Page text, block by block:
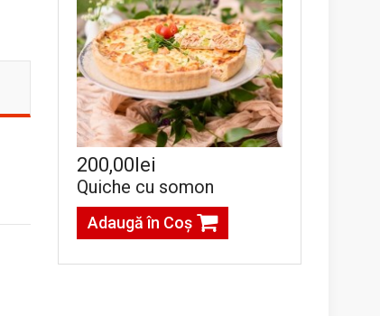
200,00lei
Quiche cu somon
Adaugă în Coş